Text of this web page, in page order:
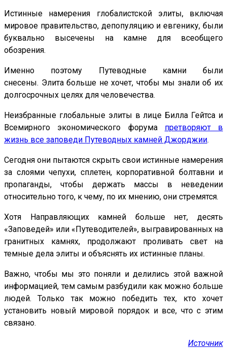
Истинные намерения глобалистской элиты, включая
мировое правительство, депопуляцию и евгенику, были
буквально высечены на камне для всеобщего
обозрения.
Именно поэтому Путеводные камни были
снесены. Элита больше не хочет, чтобы мы знали об их
долгосрочных целях для человечества.
Неизбранные глобальные элиты в лице Билла Гейтса и
Всемирного экономического форума претворяют в
жизнь все заповеди Путеводных камней Джорджии.
Сегодня они пытаются скрыть свои истинные намерения
за слоями чепухи, сплетен, корпоративной болтавни и
пропаганды, чтобы держать массы в неведении
относительно того, к чему, по их мнению, они стремятся.
Хотя Направляющих камней больше нет, десять
«Заповедей» или «Путеводителей», выгравированных на
гранитных камнях, продолжают проливать свет на
темные дела элиты и объяснять их истинные планы.
Важно, чтобы мы это поняли и делились этой важной
информацией, тем самым разбудили как можно больше
людей. Только так можно победить тех, кто хочет
установить новый мировой порядок и все, что с этим
связано.
Источник